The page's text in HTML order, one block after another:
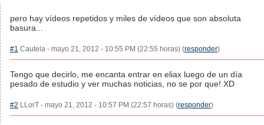
pero hay vídeos repetidos y miles de vídeos que son absoluta
basura...
#1 Cautela - mayo 21, 2012 - 10:55 PM (22:55 horas) (responder)
Tengo que decirlo, me encanta entrar en eliax luego de un día
pesado de estudio y ver muchas noticias, no se por que! XD
#2 LLorT - mayo 21, 2012 - 10:57 PM (22:57 horas) (responder)